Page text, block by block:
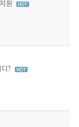
원
?